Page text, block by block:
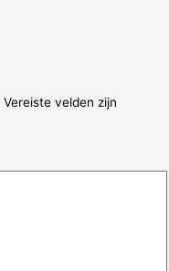
Vereiste velden zijn